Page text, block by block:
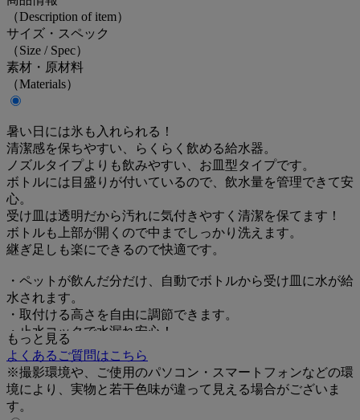
（Description of item）
サイズ・スペック
（Size / Spec）
素材・原材料
（Materials）
暑い日には氷も入れられる！
清潔感を保ちやすい、らくらく飲める給水器。
ノズルタイプよりも飲みやすい、お皿型タイプです。
ボトルには目盛りが付いているので、飲水量を管理できて安
心。
受け皿は透明だから汚れに気付きやすく清潔を保てます！
ボトルも上部が開くので中までしっかり洗えます。
継ぎ足しも楽にできるので快適です。
・ペットが飲んだ分だけ、自動でボトルから受け皿に水が給
水されます。
・取付ける高さを自由に調節できます。
・止水コックで水漏れ安心！
・取付可能開口20×90mm以上
・厚み3～5mmまでのフェンス、もしくは≒10mmの板等に固
定可能です。
もっと見る
よくあるご質問はこちら
※撮影環境や、ご使用のパソコン・スマートフォンなどの環
境により、実物と若干色味が違って見える場合がございま
す。